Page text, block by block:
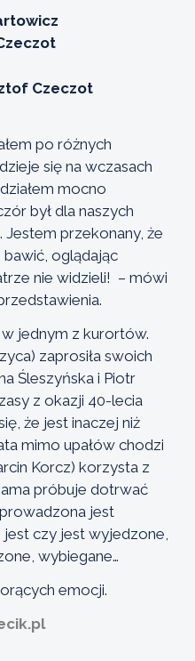
Czeczot
po różnych
się na wczasach
mocno
był dla naszych
przekonany, że
oglądając
nie widzieli! – mówi
jednym z kurortów.
zaprosiła swoich
Śleszyńska i Piotr
z okazji 40-lecia
że jest inaczej niż
mimo upałów chodzi
Korcz) korzysta z
próbuje dotrwać
jest
czy jest wyjedzone,
wybiegane…
emocji.